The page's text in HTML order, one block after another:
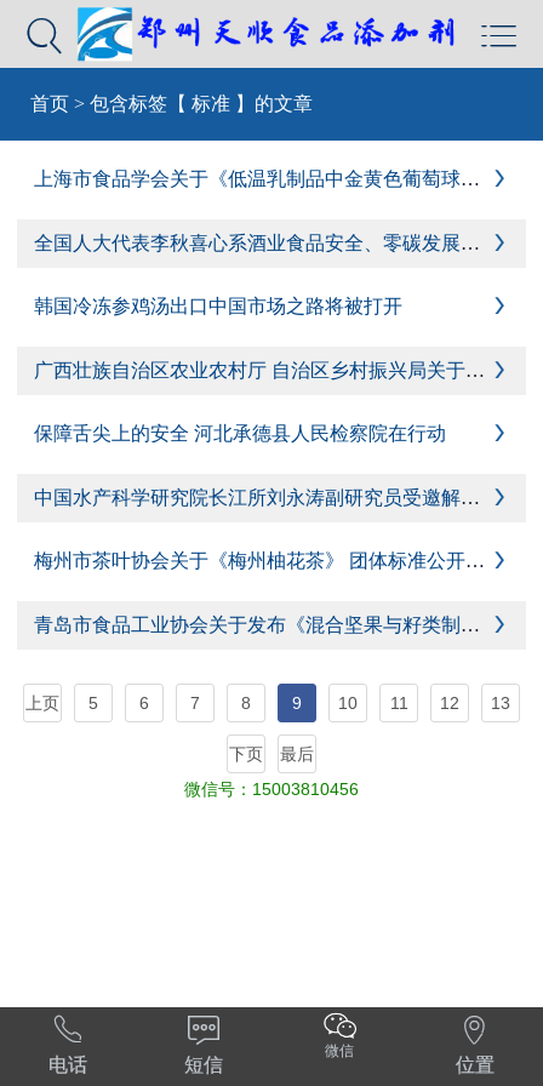


首页 > 包含标签【 标准 】的文章

上海市食品学会关于《低温乳制品中金黄色葡萄球菌检验 实时荧光PCR方法》团体标准立项的通知

全国人大代表李秋喜心系酒业食品安全、零碳发展与人才培养

韩国冷冻参鸡汤出口中国市场之路将被打开

广西壮族自治区农业农村厅 自治区乡村振兴局关于加快品牌农产品数字化产地仓建设助力乡村振兴的通知(桂农厅发〔2022〕27号)

保障舌尖上的安全 河北承德县人民检察院在行动

中国水产科学研究院长江所刘永涛副研究员受邀解读新食品安全国家标准

梅州市茶叶协会关于《梅州柚花茶》 团体标准公开征求意见的通知

青岛市食品工业协会关于发布《混合坚果与籽类制品》团体标准的通知
上页 5 6 7 8 9 10 11 12 13
下页
最后
微信号： 15003810456

电话

短信
微信

位置